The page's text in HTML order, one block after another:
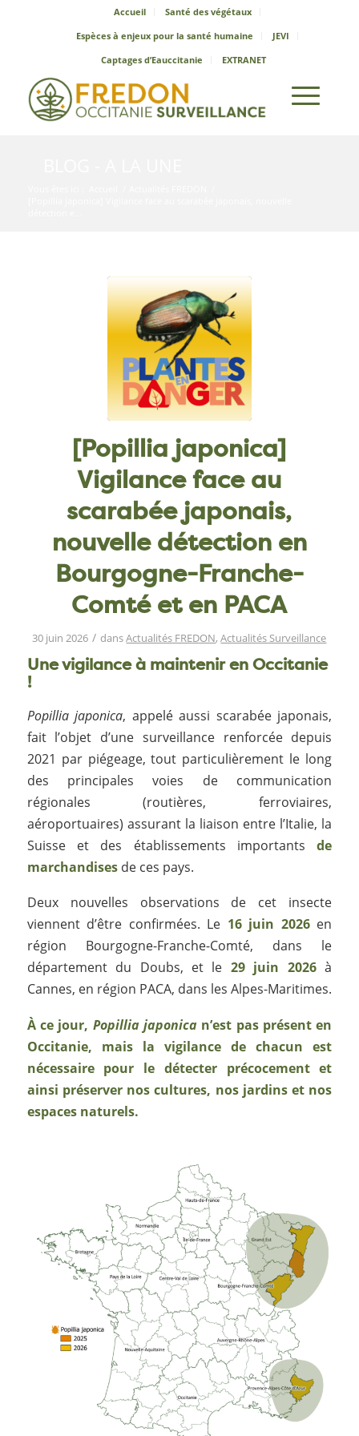
Accueil
Santé des végétaux
Espèces à enjeux pour la santé humaine
JEVI
Captages d’Eauccitanie
EXTRANET
[Popillia japonica]
Vigilance face au
scarabée japonais,
nouvelle détection en
Bourgogne-Franche-
Comté et en PACA
30 juin 2026 / dansActualités FREDON,Actualités Surveillance
Une vigilance à maintenir en Occitanie
!
Popillia japonica, appelé aussi scarabée japonais,
fait l’objet d’une surveillance renforcée depuis
2021 par piégeage, tout particulièrement le long
des principales voies de communication
régionales (routières, ferroviaires,
aéroportuaires) assurant la liaison entre l’Italie, la
Suisse et des établissements importantsde
marchandisesde ces pays.
Deux nouvelles observations de cet insecte
viennent d’être confirmées. Le 16 juin 2026en
région Bourgogne-Franche-Comté, dans le
département du Doubs, et le 29 juin 2026à
Cannes, en région PACA, dans les Alpes-Maritimes.
À ce jour, Popillia japonica n’est pas présent en
Occitanie, mais la vigilance de chacun est
nécessaire pour le détecter précocement et
ainsi préserver nos cultures, nos jardins et nos
espaces naturels.